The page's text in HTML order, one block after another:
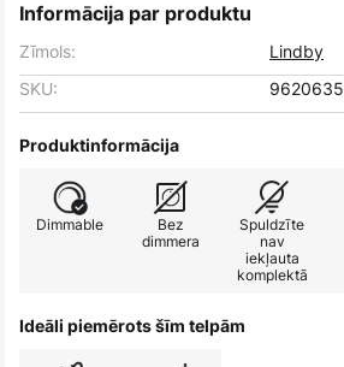
Informācija par produktu
Zīmols:
Lindby
SKU:
9620635
Produktinformācija
Dimmable
Bez
dimmera
Spuldzīte
nav
iekļauta
komplektā
Ideāli piemērots šīm telpām